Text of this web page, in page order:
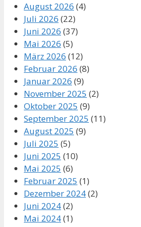
August 2026 (4)
Juli 2026 (22)
Juni 2026 (37)
Mai 2026 (5)
März 2026 (12)
Februar 2026 (8)
Januar 2026 (9)
November 2025 (2)
Oktober 2025 (9)
September 2025 (11)
August 2025 (9)
Juli 2025 (5)
Juni 2025 (10)
Mai 2025 (6)
Februar 2025 (1)
Dezember 2024(2)
Juni 2024(2)
Mai 2024(1)